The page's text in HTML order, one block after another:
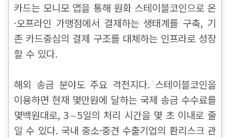
카드는 모니모 앱을 통해 원화 스테이블코인으로 온
·오프라인 가맹점에서 결제하는 생태계를 구축, 기
존 카드중심의 결제 구조를 대체하는 인프라로 성장
할 수 있다.
해외 송금 분야도 주요 격전지다. 스테이블코인을
이용하면 현재 몇만원에 달하는 국제 송금 수수료를
몇백원대로, 3∼5일의 처리 시간을 몇 초 이내로 줄
일 수 있다. 국내 중소·중견 수출기업의 환리스크 관